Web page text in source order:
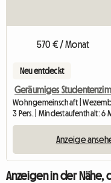
570 € / Monat
Neu entdeckt
3 Pers. | Mindestaufenthalt: 6
Anzeige
Anzeigen in der Nähe,